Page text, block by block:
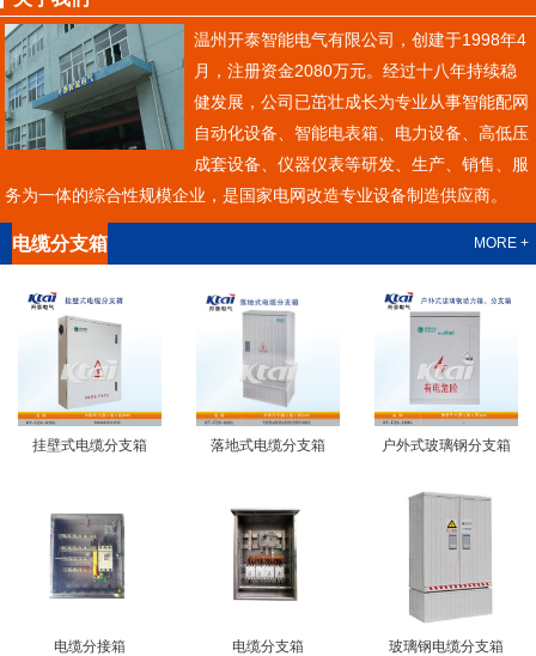
温州开泰智能电气有限公司，创建于1998年4
月，注册资金2080万元。经过十八年持续稳
健发展，公司已茁壮成长为专业从事智能配网
自动化设备、智能电表箱、电力设备、高低压
成套设备、仪器仪表等研发、生产、销售、服
务为一体的综合性规模企业，是国家电网改造专业设备制造供应商。
电缆分支箱 MORE +
挂壁式电缆分支箱 落地式电缆分支箱 户外式玻璃钢分支箱
电缆分接箱 电缆分支箱 玻璃钢电缆分支箱